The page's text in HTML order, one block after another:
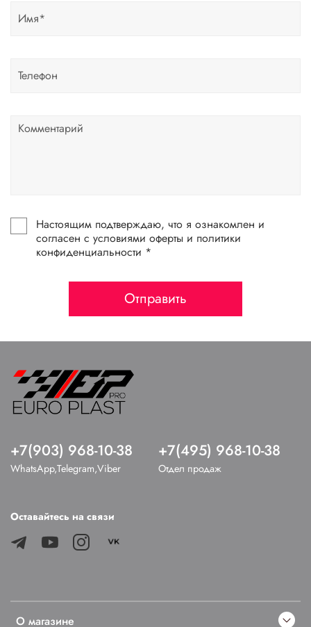
Настоящим подтверждаю, что я ознакомлен и
согласен с условиями оферты и политики
конфиденциальности *
Отправить
О магазине
+7(903) 968-10-38
WhatsApp,Telegram,Viber
+7(495) 968-10-38
Отдел продаж
Оставайтесь на связи